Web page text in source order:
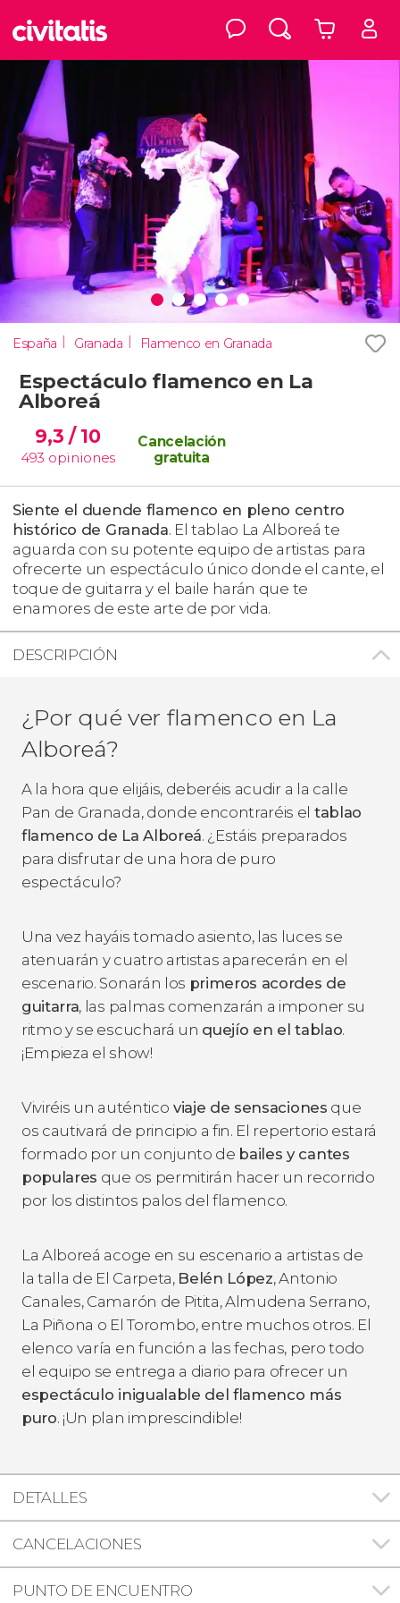
España Granada Flamenco en Granada
Espectáculo flamenco en La
Alboreá
9,3/ 10
493 opiniones
Cancelación
gratuita
Siente el duende flamenco en pleno centro
histórico de Granada. El tablao La Alboreá te
aguarda con su potente equipo de artistas para
ofrecerte un espectáculo único donde el cante, el
toque de guitarra y el baile harán que te
enamores de este arte de por vida.
DESCRIPCIÓN
¿Por qué ver flamenco en La
Alboreá?
A la hora que elijáis, deberéis acudir a la calle
Pan de Granada, donde encontraréis el tablao
flamenco de La Alboreá. ¿Estáis preparados
para disfrutar de una hora de puro
espectáculo?
Una vez hayáis tomado asiento, las luces se
atenuarán y cuatro artistas aparecerán en el
escenario. Sonarán los primeros acordes de
guitarra, las palmas comenzarán a imponer su
ritmo y se escuchará un quejío en el tablao.
¡Empieza el show!
Viviréis un auténtico viaje de sensaciones que
os cautivará de principio a fin. El repertorio estará
formado por un conjunto de bailes y cantes
populares que os permitirán hacer un recorrido
por los distintos palos del flamenco.
La Alboreá acoge en su escenario a artistas de
la talla de El Carpeta, Belén López, Antonio
Canales, Camarón de Pitita, Almudena Serrano,
La Piñona o El Torombo, entre muchos otros. El
elenco varía en función a las fechas, pero todo
el equipo se entrega a diario para ofrecer un
espectáculo inigualable del flamenco más
puro. ¡Un plan imprescindible!
DETALLES
CANCELACIONES
PUNTO DE ENCUENTRO